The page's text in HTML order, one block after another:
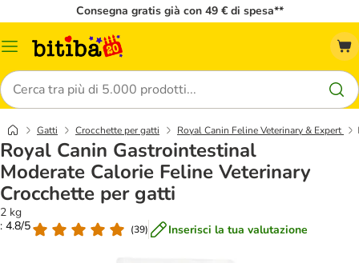
Consegna gratis già con 49 € di spesa**
Overview
Cerca
Gatti Crocchette per gatti Royal Canin Feline Veterinary & Expert
Royal Canin Gastrointestinal
Moderate Calorie Feline Veterinary
Crocchette per gatti
2 kg
: 4.8/5
(39) Inserisci la tua valutazione